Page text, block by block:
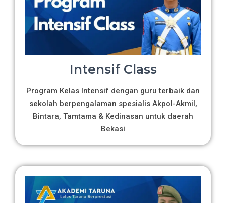
Intensif Class
Program Kelas Intensif dengan guru terbaik dan
sekolah berpengalaman spesialis Akpol-Akmil,
Bintara, Tamtama & Kedinasan untuk daerah
Bekasi